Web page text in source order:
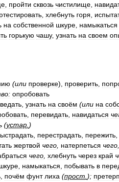
пройти сквозь чистилище
хлебнуть горя
на собственной шкуре намыкаться
горькую чашу, узнать на своем
(или проверке), проверить
опробовать
узнать на своём (или на
перевидать навидаться
(устар )
перестрадать пережить
жертвой чего натерпеться чего
чего хлебнуть через край
намыкаться побывать в
почём фунт лиха (прост );